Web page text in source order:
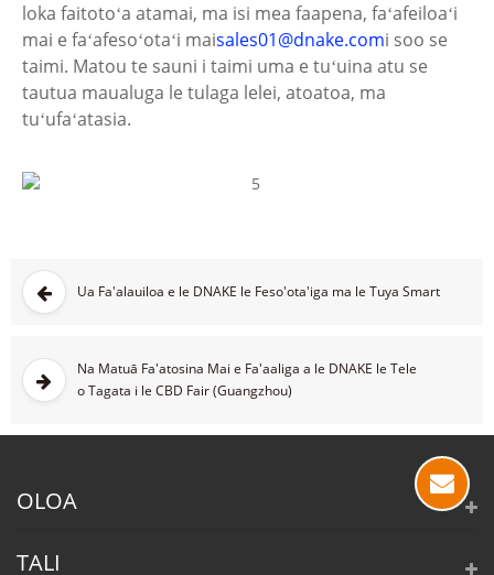
loka faitotoʻa atamai, ma isi mea faapena, faʻafeiloaʻi
mai e faʻafesoʻotaʻi maisales01@dnake.comi soo se
taimi. Matou te sauni i taimi uma e tuʻuina atu se
tautua maualuga le tulaga lelei, atoatoa, ma
tuʻufaʻatasia.
Ua Fa'alauiloa e le DNAKE le Feso'ota'iga ma le Tuya Smart
Na Matuā Fa'atosina Mai e Fa'aaliga a le DNAKE le Tele
o Tagata i le CBD Fair (Guangzhou)
OLOA
TALI